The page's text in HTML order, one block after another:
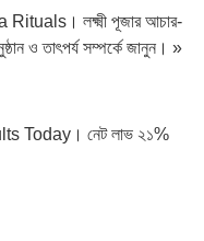
লক্ষ্মী পূজার আচার-
ও তাৎপর্য সম্পর্কে জানুন। »
Today। নেট লাভ ২১%